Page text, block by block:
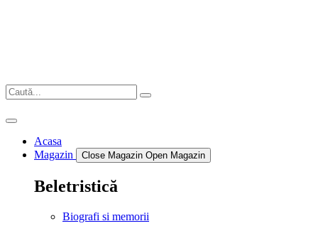
Acasa
Magazin
Close Magazin Open Magazin
Beletristică
Biografi si memorii